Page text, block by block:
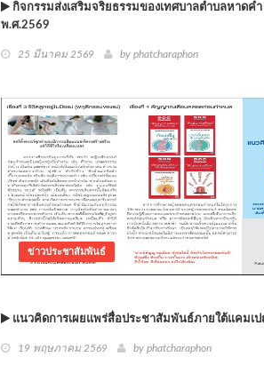
กิจกรรมส่งเสริมจริยธรรมของเทศบาลตำบลหาดค
พ.ศ.2569
25 มีนาคม 2569 by phatcharaphon
ข่าวประชาสัมพันธ์
แนวคิดการเผยแพร่สื่อประชาสัมพันธ์ภายใต้แคมเ
19 พฤษภาคม 2569 by phatcharaphon